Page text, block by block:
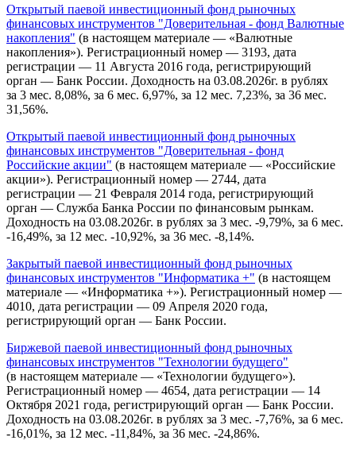
Открытый паевой инвестиционный фонд рыночных
финансовых инструментов "Доверительная - фонд Валютные
накопления" (в настоящем материале — «Валютные
накопления»). Регистрационный номер — 3193, дата
регистрации — 11 Августа 2016 года, регистрирующий
орган — Банк России. Доходность на 03.08.2026г. в рублях
за 3 мес. 8,08%, за 6 мес. 6,97%, за 12 мес. 7,23%, за 36 мес.
31,56%.
Открытый паевой инвестиционный фонд рыночных
финансовых инструментов "Доверительная - фонд
Российские акции" (в настоящем материале — «Российские
акции»). Регистрационный номер — 2744, дата
регистрации — 21 Февраля 2014 года, регистрирующий
орган — Служба Банка России по финансовым рынкам.
Доходность на 03.08.2026г. в рублях за 3 мес. -9,79%, за 6 мес.
-16,49%, за 12 мес. -10,92%, за 36 мес. -8,14%.
Закрытый паевой инвестиционный фонд рыночных
финансовых инструментов "Информатика +" (в настоящем
материале — «Информатика +»). Регистрационный номер —
4010, дата регистрации — 09 Апреля 2020 года,
регистрирующий орган — Банк России.
Биржевой паевой инвестиционный фонд рыночных
финансовых инструментов "Технологии будущего"
(в настоящем материале — «Технологии будущего»).
Регистрационный номер — 4654, дата регистрации — 14
Октября 2021 года, регистрирующий орган — Банк России.
Доходность на 03.08.2026г. в рублях за 3 мес. -7,76%, за 6 мес.
-16,01%, за 12 мес. -11,84%, за 36 мес. -24,86%.